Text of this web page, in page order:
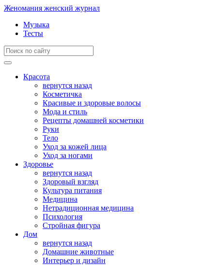
Женомания женский журнал
Музыка
Тесты
Красота
вернутся назад
Косметичка
Красивые и здоровые волосы
Мода и стиль
Рецепты домашней косметики
Руки
Тело
Уход за кожей лица
Уход за ногами
Здоровье
вернутся назад
Здоровый взгляд
Культура питания
Медицина
Нетрадиционная медицина
Психология
Стройная фигура
Дом
вернутся назад
Домашние животные
Интерьер и дизайн